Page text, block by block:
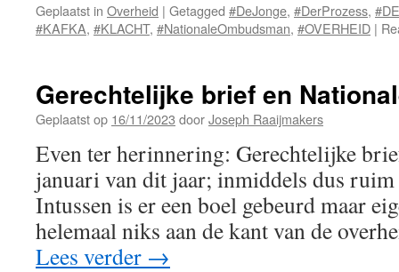
Geplaatst in Overheid | Getagged #DeJonge, #DerProzess,
#KAFKA, #KLACHT, #NationaleOmbudsman, #OVERHEID |
Gerechtelijke brief en
Geplaatst op 16/11/2023 doorJoseph Raaijmakers
Even ter herinnering: Gerechtelijke
januari van dit jaar; inmiddels dus ruim
Intussen is er een boel gebeurd maar
helemaal niks aan de kant van de
Lees verder →